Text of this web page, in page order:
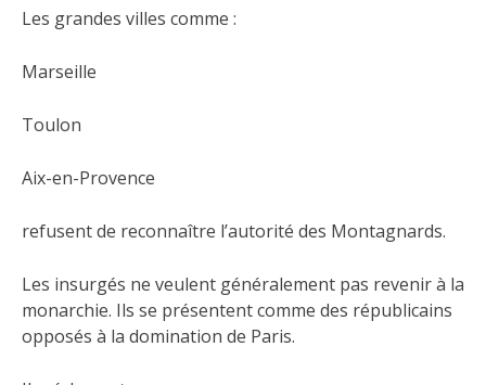
Les grandes villes comme :
Marseille
Toulon
Aix-en-Provence
refusent de reconnaître l’autorité des Montagnards.
Les insurgés ne veulent généralement pas revenir à la
monarchie. Ils se présentent comme des républicains
opposés à la domination de Paris.